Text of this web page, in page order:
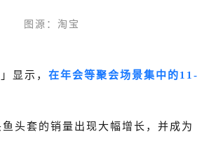
图源 ：淘宝
显示， 在年会等聚会场景集中的11-
头套的销量出现大幅增长，并成为